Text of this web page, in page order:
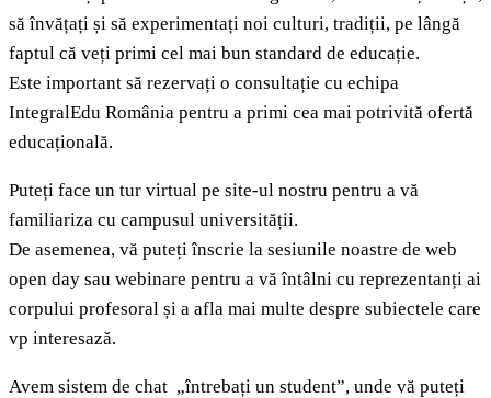
să învățați și să experimentați noi culturi, tradiții, pe lângă
faptul că veți primi cel mai bun standard de educație.
Este important să rezervați o consultație cu echipa
IntegralEdu România pentru a primi cea mai potrivită ofertă
educațională.
Puteți face un tur virtual pe site-ul nostru pentru a vă
familiariza cu campusul universității.
De asemenea, vă puteți înscrie la sesiunile noastre de web
open day sau webinare pentru a vă întâlni cu reprezentanți ai
corpului profesoral și a afla mai multe despre subiectele care
vp interesază.
Avem sistem de chat „întrebați un student”, unde vă puteți